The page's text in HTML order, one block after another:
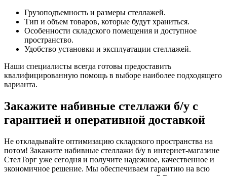
Грузоподъемность и размеры стеллажей.
Тип и объем товаров, которые будут храниться.
Особенности складского помещения и доступное
пространство.
Удобство установки и эксплуатации стеллажей.
Наши специалисты всегда готовы предоставить
квалифицированную помощь в выборе наиболее подходящего
варианта.
Закажите набивные стеллажи б/у с
гарантией и оперативной доставкой
Не откладывайте оптимизацию складского пространства на
потом! Закажите набивные стеллажи б/у в интернет-магазине
СтелТорг уже сегодня и получите надежное, качественное и
экономичное решение. Мы обеспечиваем гарантию на всю